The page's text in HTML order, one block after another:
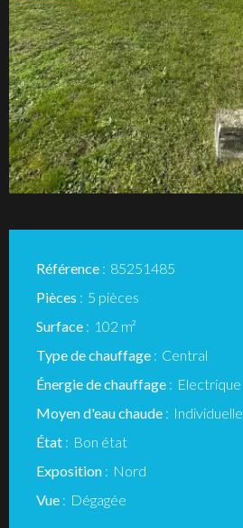
Référence
85251485
Pièces
5 pièces
Surface
102 m²
Type de chauffage
Central
Énergie de chauffage
Electrique
Moyen d'eau chaude
Individuelle
État
Bon état
Exposition
Nord
Vue
Dégagée